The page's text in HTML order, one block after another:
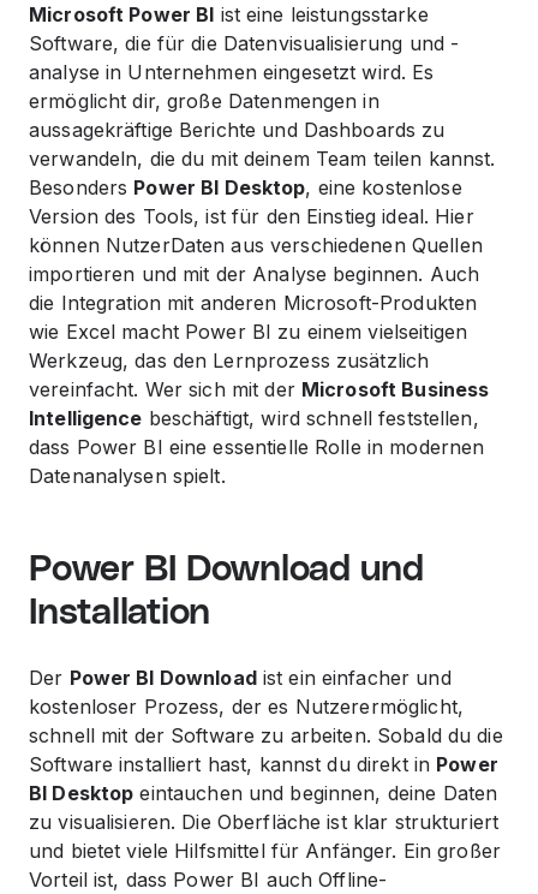
Microsoft Power BI ist eine leistungsstarke
Software, die für die Datenvisualisierung und -
analyse in Unternehmen eingesetzt wird. Es
ermöglicht dir, große Datenmengen in
aussagekräftige Berichte und Dashboards zu
verwandeln, die du mit deinem Team teilen kannst.
Besonders Power BI Desktop, eine kostenlose
Version des Tools, ist für den Einstieg ideal. Hier
können NutzerDaten aus verschiedenen Quellen
importieren und mit der Analyse beginnen. Auch
die Integration mit anderen Microsoft-Produkten
wie Excel macht Power BI zu einem vielseitigen
Werkzeug, das den Lernprozess zusätzlich
vereinfacht. Wer sich mit der Microsoft Business
Intelligence beschäftigt, wird schnell feststellen,
dass Power BI eine essentielle Rolle in modernen
Datenanalysen spielt.
Power BI Download und
Installation
Der Power BI Downloadist ein einfacher und
kostenloser Prozess, der es Nutzerermöglicht,
schnell mit der Software zu arbeiten. Sobald du die
Software installiert hast, kannst du direkt in Power
BI Desktop eintauchen und beginnen, deine Daten
zu visualisieren. Die Oberfläche ist klar strukturiert
und bietet viele Hilfsmittel für Anfänger. Ein großer
Vorteil ist, dass Power BI auch Offline-